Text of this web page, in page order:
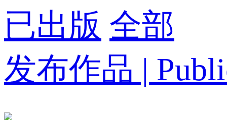
已出版 全部
发布作品 |